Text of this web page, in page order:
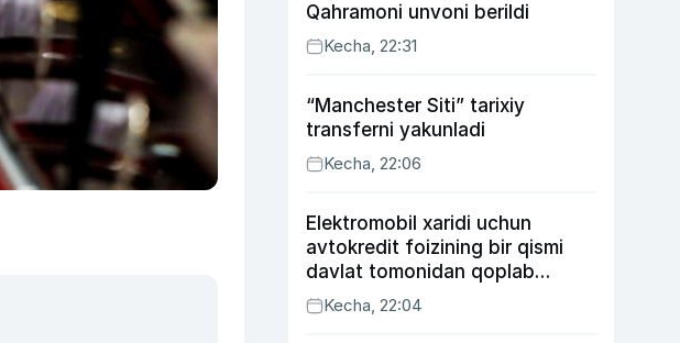
Qahramoni unvoni berildi
Kecha, 22:31
“Manchester Siti” tarixiy
transferni yakunladi
Kecha, 22:06
Elektromobil xaridi uchun
avtokredit foizining bir qismi
davlat tomonidan qoplab
berilishi mumkin
Kecha, 22:04